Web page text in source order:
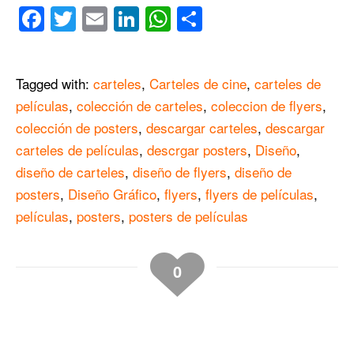
Facebook
Twitter
EmailLinkedIn
WhatsApp
Tagged with: carteles, Carteles de cine, carteles de
películas, colección de carteles, coleccion de flyers,
colección de posters, descargar carteles, descargar
carteles de películas, descrgar posters, Diseño,
diseño de carteles, diseño de flyers, diseño de
posters, Diseño Gráfico, flyers, flyers de películas,
películas, posters, posters de películas
0